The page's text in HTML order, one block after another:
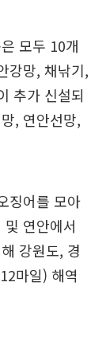
모두 10개
강망, 채낚기,
추가 신설되
, 연안선망,
징어를 모아
연안에서
강원도, 경
마일) 해역